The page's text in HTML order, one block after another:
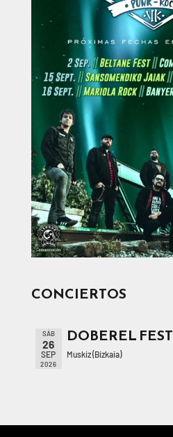
CONCIERTOS
SÁB
26
SEP
2026
DOBEREL FEST
Muskiz (Bizkaia)